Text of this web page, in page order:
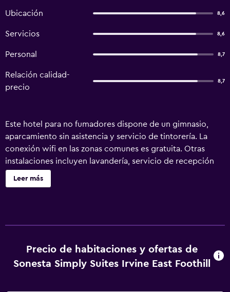
Ubicación 8,6
Servicios 8,6
Personal 8,7
Relación calidad-
precio
8,7
Este hotel para no fumadores dispone de un gimnasio,
aparcamiento sin asistencia y servicio de tintorería. La
conexión wifi en las zonas comunes es gratuita. Otras
instalaciones incluyen lavandería, servicio de recepción
24 horas y un supermercado. Se ofrece un servicio de
limpieza a petición. Sonesta Simply Suites Irvine East
placa de cocina, microondas y utensilios de cocina. Los
baños están equipados con bañera o ducha. Los
Leer más
Precio de habitaciones y ofertas de
Sonesta Simply Suites Irvine East Foothill